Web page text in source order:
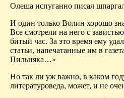
Олеша испуганно писал
И один только Волин хорошо
Все смотрели на него с
битый час. За это время ему
статьи, напечатанные им в
Пильняка…»
Но так ли уж важно, в каком
литературоведа, может, и не